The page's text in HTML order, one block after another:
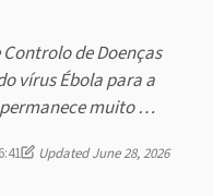
de Doenças
vírus Ébola para a
muito …
Updated June 28, 2026